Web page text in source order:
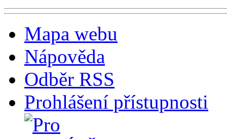
Mapa webu
Nápověda
Odběr RSS
Prohlášení přístupnosti